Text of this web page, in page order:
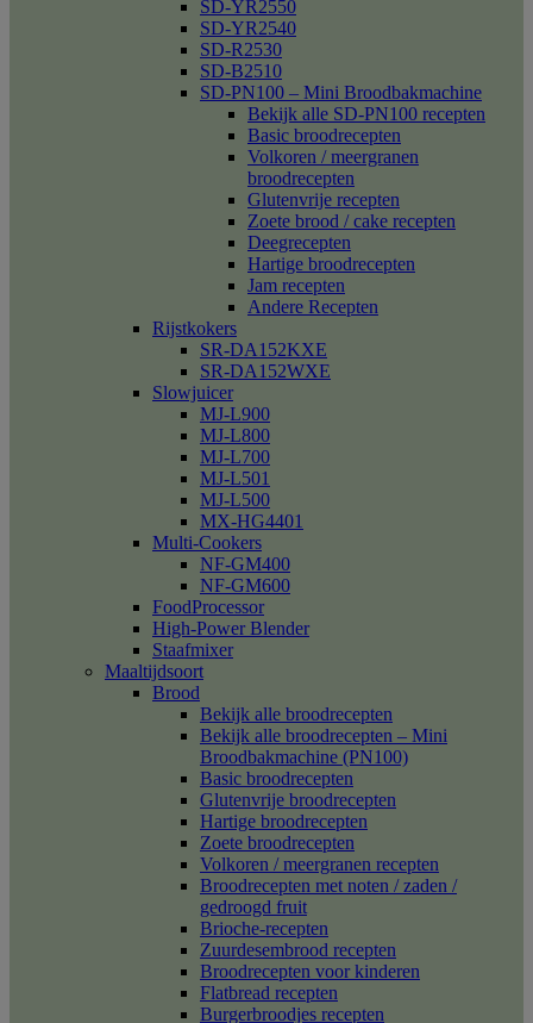
SD-YR2550
SD-YR2540
SD-R2530
SD-B2510
SD-PN100 – Mini Broodbakmachine
Bekijk alle SD-PN100 recepten
Basic broodrecepten
Volkoren / meergranen
broodrecepten
Glutenvrije recepten
Zoete brood / cake recepten
Deegrecepten
Hartige broodrecepten
Jam recepten
Andere Recepten
Rijstkokers
SR-DA152KXE
SR-DA152WXE
Slowjuicer
MJ-L900
MJ-L800
MJ-L700
MJ-L501
MJ-L500
MX-HG4401
Multi-Cookers
NF-GM400
NF-GM600
FoodProcessor
High-Power Blender
Staafmixer
Maaltijdsoort
Brood
Bekijk alle broodrecepten
Bekijk alle broodrecepten – Mini
Broodbakmachine (PN100)
Basic broodrecepten
Glutenvrije broodrecepten
Hartige broodrecepten
Zoete broodrecepten
Volkoren / meergranen recepten
Broodrecepten met noten / zaden /
gedroogd fruit
Brioche-recepten
Zuurdesembrood recepten
Broodrecepten voor kinderen
Flatbread recepten
Burgerbroodjes recepten